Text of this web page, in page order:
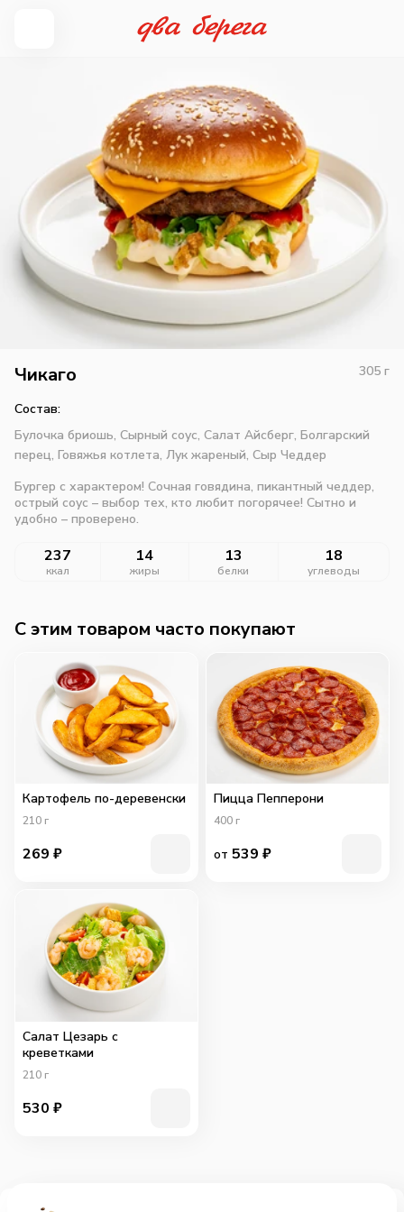
Чикаго 305 г
Состав:
Булочка бриошь, Сырный соус, Салат Айсберг, Болгарский
перец, Говяжья котлета, Лук жареный, Сыр Чеддер
Бургер с характером! Сочная говядина, пикантный чеддер,
острый соус – выбор тех, кто любит погорячее! Сытно и
удобно – проверено.
237
ккал
14
жиры
13
белки
18
углеводы
C этим товаром часто покупают
Картофель по-деревенски
210 г
269 ₽
Пицца Пепперони
400 г
от 539 ₽
Салат Цезарь с
креветками
210 г
530 ₽